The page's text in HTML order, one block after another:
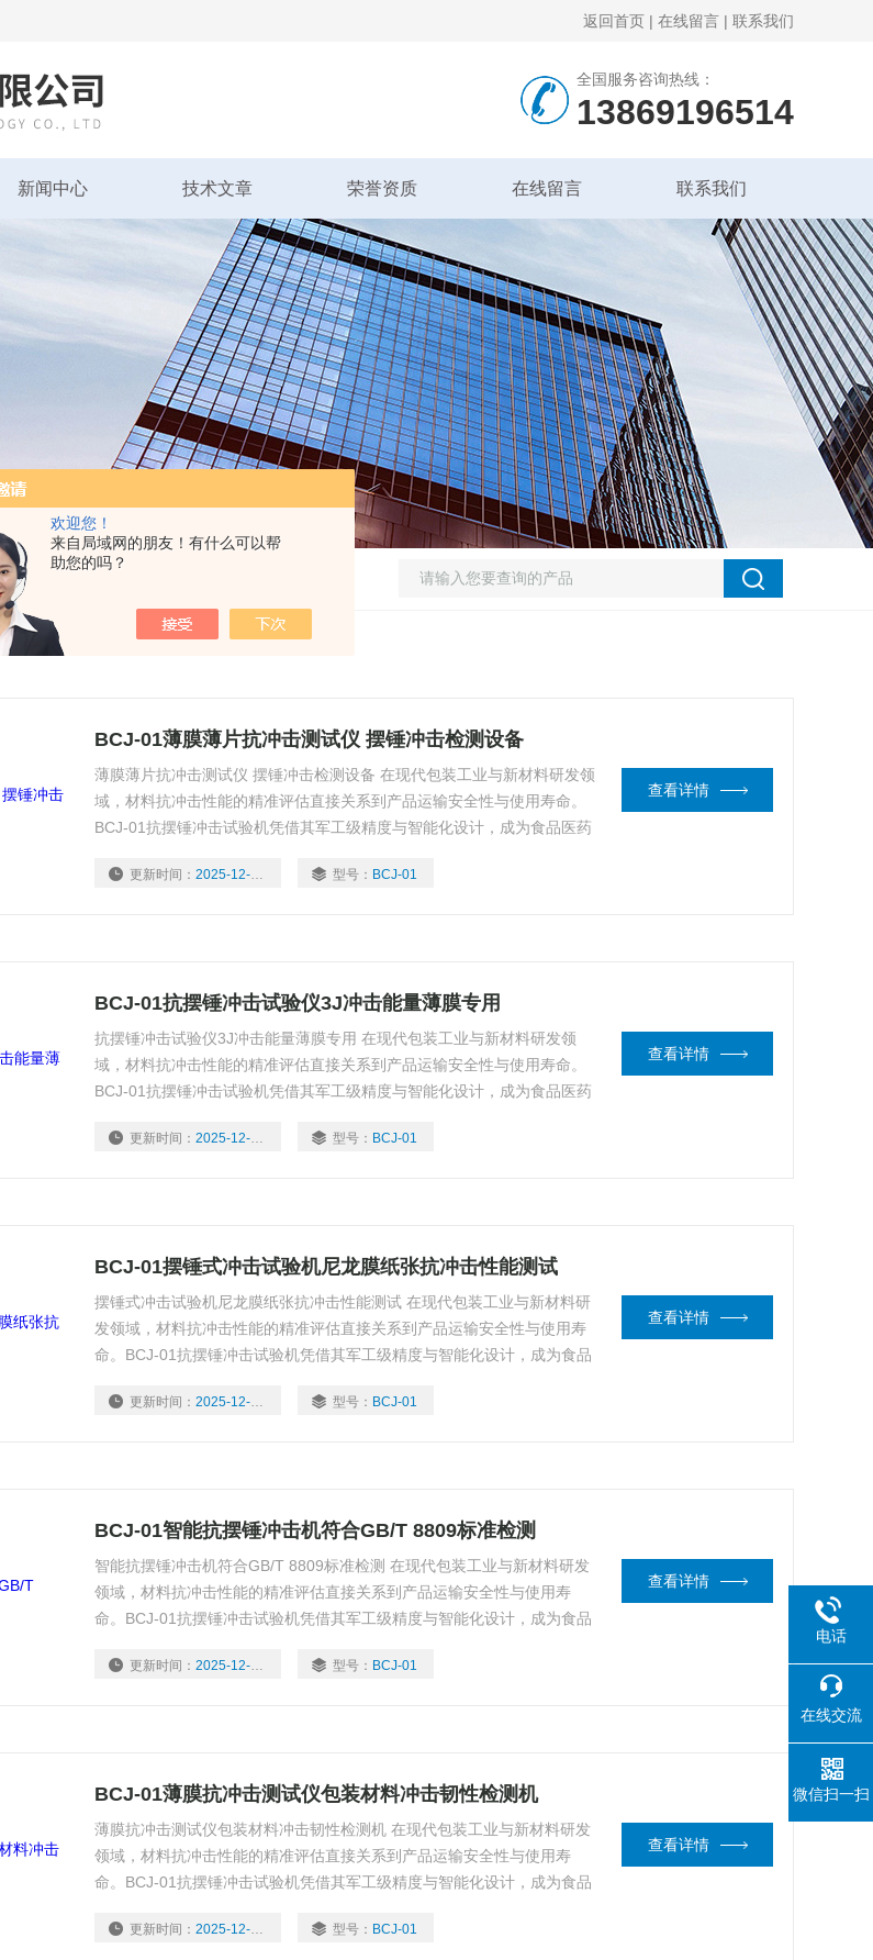
欢迎您！
来自局域网的朋友！有什么可以帮
助您的吗？
返回首页 | 在线留言 | 联系我们
全国服务咨询热线：
13869196514
新闻中心 技术文章 荣誉资质 在线留言 联系我们
BCJ-01薄膜薄片抗冲击测试仪 摆锤冲击检测设备
薄膜薄片抗冲击测试仪 摆锤冲击检测设备 在现代包装工业与新材料研发领
域，材料抗冲击性能的精准评估直接关系到产品运输安全性与使用寿命。
BCJ-01抗摆锤冲击试验机凭借其军工级精度与智能化设计，成为食品医药
术、行业应用及用户体验三大维度，深度解析其不可替代的产品价值。
更新时间：2025-12-12 型号： BCJ-01
查看详情
BCJ-01抗摆锤冲击试验仪3J冲击能量薄膜专用
抗摆锤冲击试验仪3J冲击能量薄膜专用 在现代包装工业与新材料研发领
域，材料抗冲击性能的精准评估直接关系到产品运输安全性与使用寿命。
BCJ-01抗摆锤冲击试验机凭借其军工级精度与智能化设计，成为食品医药
术、行业应用及用户体验三大维度，深度解析其不可替代的产品价值。
更新时间：2025-12-12 型号： BCJ-01
查看详情
BCJ-01摆锤式冲击试验机尼龙膜纸张抗冲击性能测试
摆锤式冲击试验机尼龙膜纸张抗冲击性能测试 在现代包装工业与新材料研
发领域，材料抗冲击性能的精准评估直接关系到产品运输安全性与使用寿
命。BCJ-01抗摆锤冲击试验机凭借其军工级精度与智能化设计，成为食品
技术、行业应用及用户体验三大维度，深度解析其不可替代的产品价值。
更新时间：2025-12-12 型号： BCJ-01
查看详情
BCJ-01智能抗摆锤冲击机符合GB/T 8809标准检测
智能抗摆锤冲击机符合GB/T 8809标准检测 在现代包装工业与新材料研发
领域，材料抗冲击性能的精准评估直接关系到产品运输安全性与使用寿
命。BCJ-01抗摆锤冲击试验机凭借其军工级精度与智能化设计，成为食品
技术、行业应用及用户体验三大维度，深度解析其不可替代的产品价值。
更新时间：2025-12-12 型号： BCJ-01
查看详情
BCJ-01薄膜抗冲击测试仪包装材料冲击韧性检测机
薄膜抗冲击测试仪包装材料冲击韧性检测机 在现代包装工业与新材料研发
领域，材料抗冲击性能的精准评估直接关系到产品运输安全性与使用寿
命。BCJ-01抗摆锤冲击试验机凭借其军工级精度与智能化设计，成为食品
技术、行业应用及用户体验三大维度，深度解析其不可替代的产品价值。
更新时间：2025-12-12 型号： BCJ-01
查看详情
电话
在线交流
微信扫一扫